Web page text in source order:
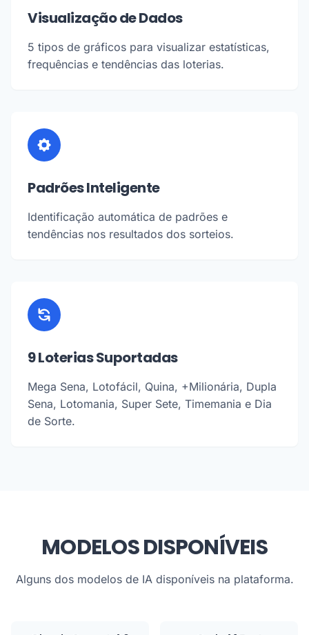
Visualização de Dados
5 tipos de gráficos para visualizar estatísticas,
frequências e tendências das loterias.
Padrões Inteligente
Identificação automática de padrões e
tendências nos resultados dos sorteios.
9 Loterias Suportadas
Mega Sena, Lotofácil, Quina, +Milionária, Dupla
Sena, Lotomania, Super Sete, Timemania e Dia
de Sorte.
MODELOS DISPONÍVEIS
Alguns dos modelos de IA disponíveis na plataforma.